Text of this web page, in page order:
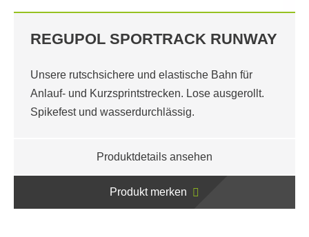
REGUPOL SPORTRACK RUNWAY
Unsere rutschsichere und elastische Bahn für
Anlauf- und Kurzsprintstrecken. Lose ausgerollt.
Spikefest und wasserdurchlässig.
Produktdetails ansehen
Produkt merken